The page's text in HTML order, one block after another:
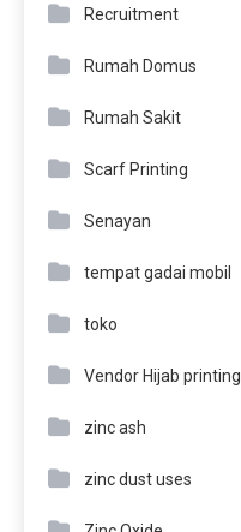
Recruitment
Rumah Domus
Rumah Sakit
Scarf Printing
Senayan
tempat gadai mobil
toko
Vendor Hijab printing
zinc ash
zinc dust uses